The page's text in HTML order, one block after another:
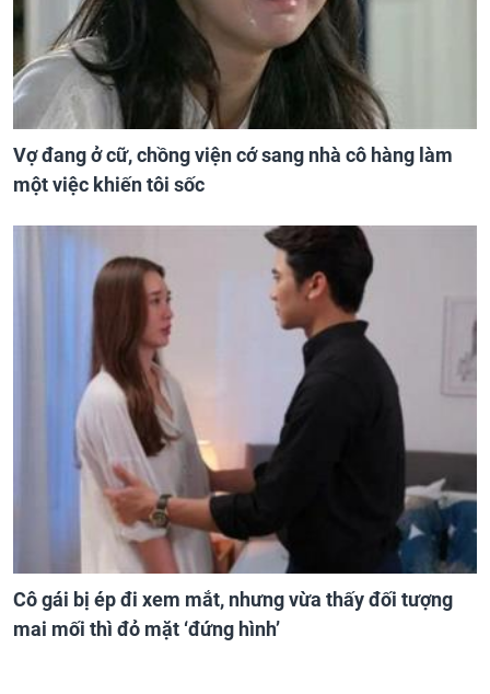
Vợ đang ở cữ, chồng viện cớ sang nhà cô hàng làm
một việc khiến tôi sốc
Cô gái bị ép đi xem mắt, nhưng vừa thấy đối tượng
mai mối thì đỏ mặt ‘đứng hình’